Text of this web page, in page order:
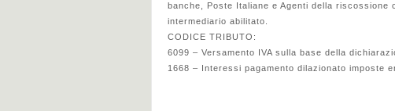
banche, Poste Italiane e Agenti della
intermediario abilitato.
CODICE TRIBUTO:
6099 – Versamento IVA sulla base della
1668 – Interessi pagamento dilazionato imposte